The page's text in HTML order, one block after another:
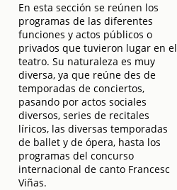
En esta sección se reúnen los
programas de las diferentes
funciones y actos públicos o
privados que tuvieron lugar en el
teatro. Su naturaleza es muy
diversa, ya que reúne des de
temporadas de conciertos,
pasando por actos sociales
diversos, series de recitales
líricos, las diversas temporadas
de ballet y de ópera, hasta los
programas del concurso
internacional de canto Francesc
Viñas.